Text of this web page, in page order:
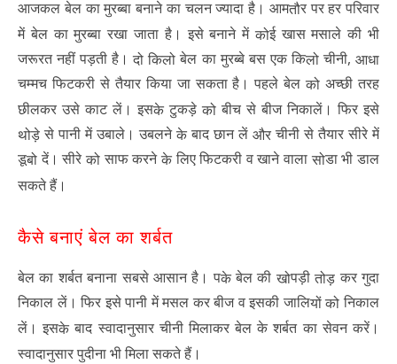
आजकल बेल का मुरब्बा बनाने का चलन ज्यादा है। आमतौर पर हर परिवार
में बेल का मुरब्बा रखा जाता है। इसे बनाने मेंकोई खास मसाले की भी
जरूरत नहीं पड़ती है।दो किलोबेल का मुरब्बे बस एक किलोचीनी,आधा
चम्मच फिटकरी से तैयार किया जा सकता है। पहले बेलकोअच्छी तरह
छीलकर उसे काट लें। इसकेटुकड़ेकोबीच से बीज निकालें। फिर इसे
थोड़ेसे पानी में उबाले। उबलनेकेबाद छान लें औरचीनी से तैयार सीरे में
डूबोदें। सीरेकोसाफ करनेकेलिए फिटकरी व खाने वालासोडा भी डाल
सकते हैं।
कैसे बनाएं बेल का शर्बत
बेल का शर्बत बनाना सबसे आसान है। पकेबेल कीखोपड़ीतोड़कर गुदा
निकाल लें। फिर इसे पानी में मसल कर बीज व इसकी जालियों कोनिकाल
लें। इसकेबाद स्वादानुसार चीनी मिलाकर बेल के शर्बत का सेवन करें।
स्वादानुसार पुदीना भी मिला सकते हैं।